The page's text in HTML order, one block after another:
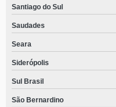
Santiago do Sul
Saudades
Seara
Siderópolis
Sul Brasil
São Bernardino